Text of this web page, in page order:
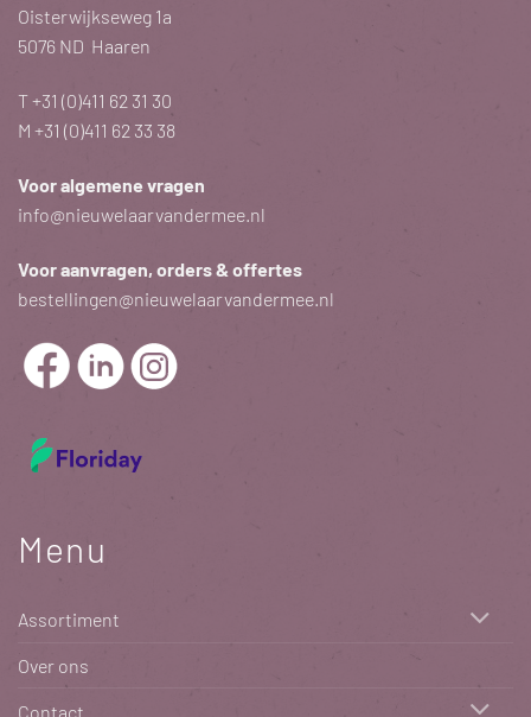
Oisterwijkseweg 1a
5076 ND Haaren
T+31 (0)411 62 31 30
M +31 (0)411 62 33 38
Voor algemene vragen
info@nieuwelaarvandermee.nl
Voor aanvragen, orders & offertes
bestellingen@nieuwelaarvandermee.nl
Menu
Assortiment
Over ons
Contact